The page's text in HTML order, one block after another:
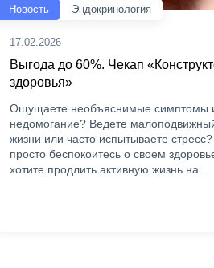
Новость Эндокринология
17.02.2026
Выгода до 60%. Чекап
здоровья»
Ощущаете необъяснимые симптомы
недомогание? Ведете
жизни или часто испытываете
просто беспокоитесь о своем
хотите продлить активную жизнь на…